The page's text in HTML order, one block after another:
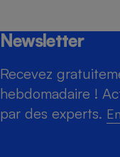
Newsletter
Recevez
hebdomadaire !
par des experts.